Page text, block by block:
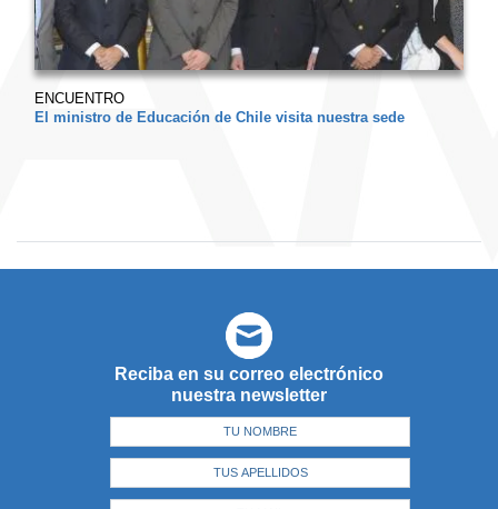
ENCUENTRO
El ministro de Educación de Chile visita nuestra sede
Reciba en su correo electrónico
nuestra newsletter